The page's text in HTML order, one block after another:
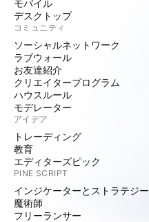
モバイル
デスクトップ
コミュニティ
ソーシャルネットワーク
ラブウォール
お友達紹介
クリエイタープログラム
ハウスルール
モデレーター
アイデア
トレーディング
教育
エディターズピック
PINE SCRIPT
インジケーターとストラテジー
魔術師
フリーランサー